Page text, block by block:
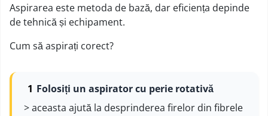
Aspirarea este metoda de bază, dar eficiența depinde
de tehnică și echipament.
Cum să aspirați corect?
Folosiți un aspirator cu perie rotativă
> aceasta ajută la desprinderea firelor din fibrele